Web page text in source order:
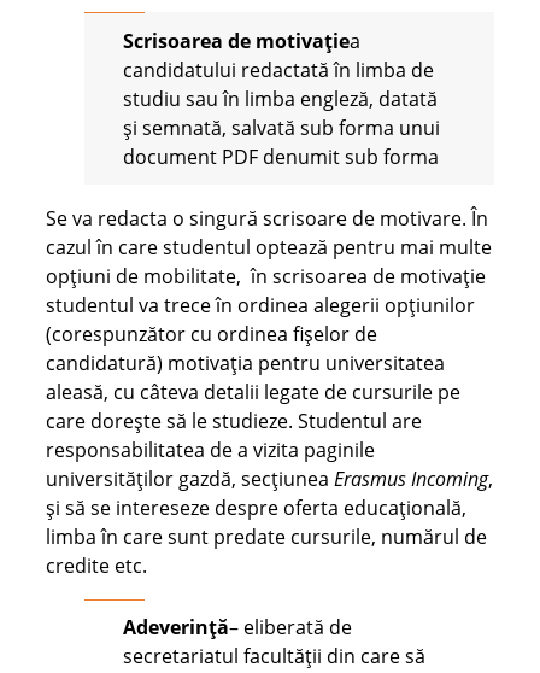
Scrisoarea de motivaţiea
candidatului redactată în limba de
studiu sau în limba engleză, datată
și semnată, salvată sub forma unui
document PDF denumit sub forma
Se va redacta o singură scrisoare de motivare. În
cazul în care studentul optează pentru mai multe
opțiuni de mobilitate, în scrisoarea de motivație
studentul va trece în ordinea alegerii opțiunilor
(corespunzător cu ordinea fișelor de
candidatură) motivația pentru universitatea
aleasă, cu câteva detalii legate de cursurile pe
care dorește să le studieze. Studentul are
responsabilitatea de a vizita paginile
universităților gazdă, secțiunea Erasmus Incoming,
și să se intereseze despre oferta educațională,
limba în care sunt predate cursurile, numărul de
credite etc.
Adeverinţă– eliberată de
secretariatul facultății din care să